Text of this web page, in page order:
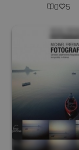
0 5